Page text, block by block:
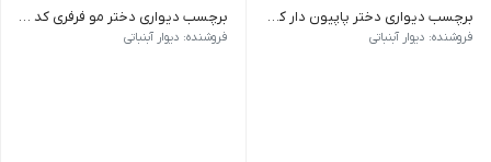
برچسب دیواری دختر پاپیون دار کد 1573
فروشنده: دیوار آبنباتی
برچسب دیواری دختر مو فرفری کد 1572
فروشنده: دیوار آبنباتی